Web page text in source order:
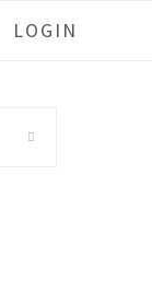
LOGIN